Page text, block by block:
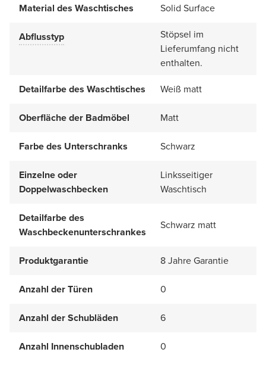
Material des Waschtisches Solid Surface
Abflusstyp
Stöpsel im
Lieferumfang nicht
enthalten.
Detailfarbe des Waschtisches
Weiß matt
Oberfläche der Badmöbel Matt
Farbe des Unterschranks Schwarz
Einzelne oder
Doppelwaschbecken
Linksseitiger
Waschtisch
Detailfarbe des
Waschbeckenunterschrankes
Schwarz matt
Produktgarantie 8 Jahre Garantie
Anzahl der Türen 0
Anzahl der Schubläden 6
Anzahl Innenschubladen 0